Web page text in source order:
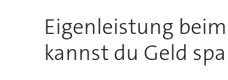
Eigenleistung
kannst du Geld